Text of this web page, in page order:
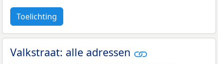
Toelichting
Valkstraat: alle adressen